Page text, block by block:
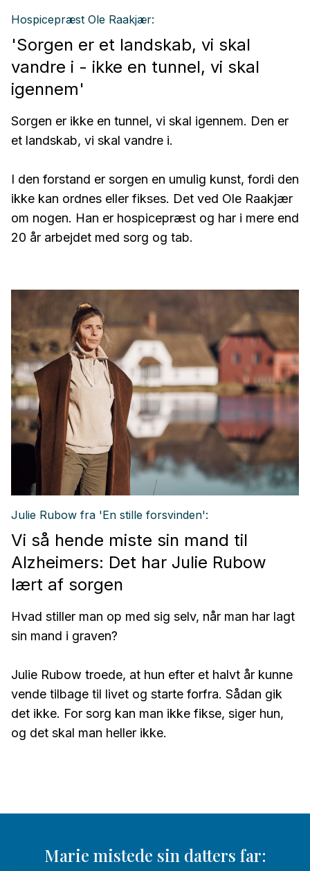
Hospicepræst Ole Raakjær:
'Sorgen er et landskab, vi skal
vandre i - ikke en tunnel, vi skal
igennem'
Sorgen er ikke en tunnel, vi skal igennem. Den er
et landskab, vi skal vandre i.
I den forstand er sorgen en umulig kunst, fordi den
ikke kan ordnes eller fikses. Det ved Ole Raakjær
om nogen. Han er hospicepræst og har i mere end
20 år arbejdet med sorg og tab.
Julie Rubow fra 'En stille forsvinden':
Vi så hende miste sin mand til
Alzheimers: Det har Julie Rubow
lært af sorgen
Hvad stiller man op med sig selv, når man har lagt
sin mand i graven?
Julie Rubow troede, at hun efter et halvt år kunne
vende tilbage til livet og starte forfra. Sådan gik
det ikke. For sorg kan man ikke fikse, siger hun,
og det skal man heller ikke.
Marie mistede sin datters far: